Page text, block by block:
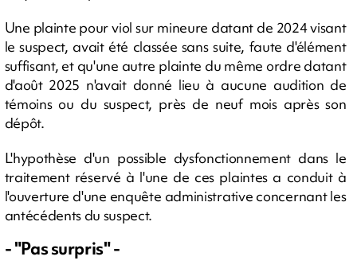
Une plainte pour viol sur mineure datant de 2024 visant
le suspect, avait été classée sans suite, faute d'élément
suffisant, et qu'une autre plainte du même ordre datant
d'août 2025 n'avait donné lieu à aucune audition de
témoins ou du suspect, près de neuf mois après son
dépôt.
L'hypothèse d'un possible dysfonctionnement dans le
traitement réservé à l'une de ces plaintes a conduit à
l'ouverture d'une enquête administrative concernant les
antécédents du suspect.
- "Pas surpris" -